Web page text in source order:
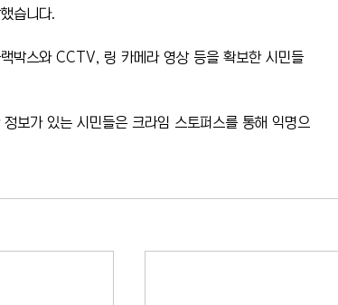
습니다.
박스와 CCTV, 링 카메라 영상 등을 확보한 시민들
보가 있는 시민들은 크라임 스토퍼스를 통해 익명으